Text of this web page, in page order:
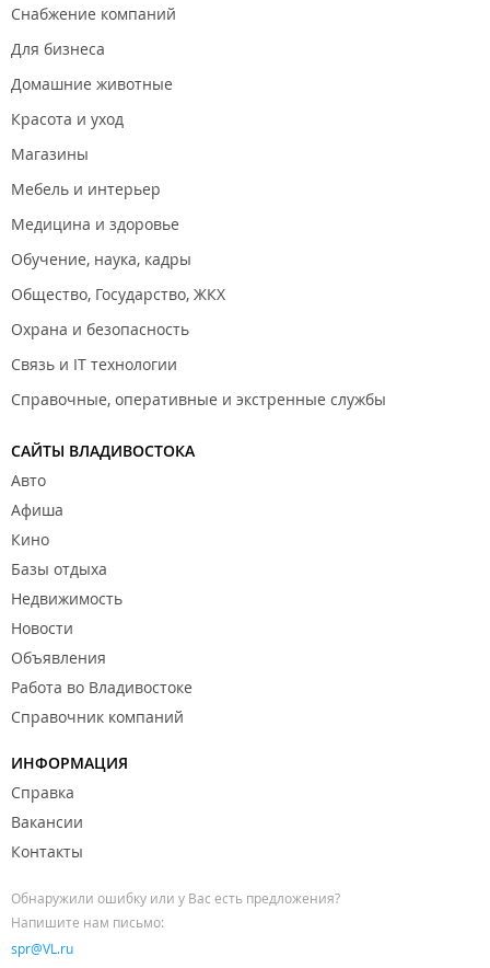
Снабжение компаний
Для бизнеса
Домашние животные
Красота и уход
Магазины
Мебель и интерьер
Медицина и здоровье
Обучение, наука, кадры
Общество, Государство, ЖКХ
Охрана и безопасность
Связь и IT технологии
Справочные, оперативные и экстренные службы
САЙТЫ ВЛАДИВОСТОКА
Авто
Афиша
Кино
Базы отдыха
Недвижимость
Новости
Объявления
Работа во Владивостоке
Справочник компаний
ИНФОРМАЦИЯ
Справка
Вакансии
Контакты
Обнаружили ошибку или у Вас есть предложения?
Напишите нам письмо:
spr@VL.ru